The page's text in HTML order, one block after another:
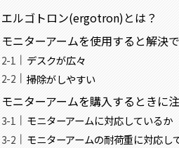
エルゴトロン(ergotron)とは？
モニターアームを使用すると解決
デスクが広々
掃除がしやすい
モニターアームを購入するときに
モニターアームに対応しているか
モニターアームの耐荷重に対応し